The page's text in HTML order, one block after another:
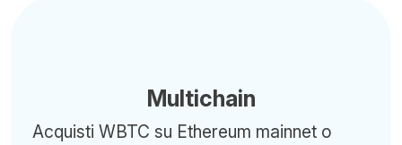
Multichain
Acquisti WBTC su Ethereum mainnet o